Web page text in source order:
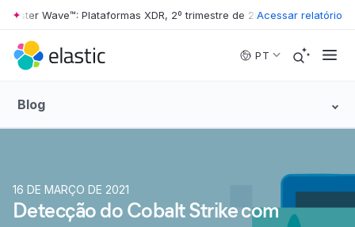
Skip to main content
Wave™: Plataformas XDR, 2º trimestre de 2026 • The Forrester
Acessar relatório
PT
Blog
16 DE MARÇO DE 2021
Detecção do Cobalt Strike com